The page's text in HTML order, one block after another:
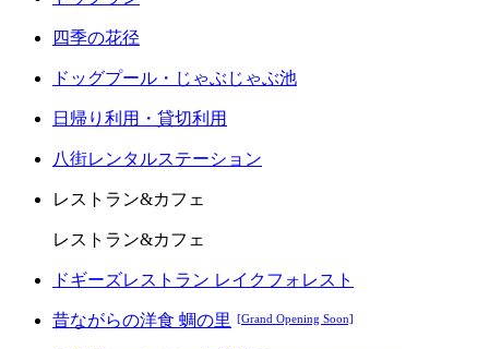
四季の花径
ドッグプール・じゃぶじゃぶ池
日帰り利用・貸切利用
八街レンタルステーション
レストラン&カフェ
レストラン&カフェ
ドギーズレストラン レイクフォレスト
昔ながらの洋食 蜩の里 [Grand Opening Soon]